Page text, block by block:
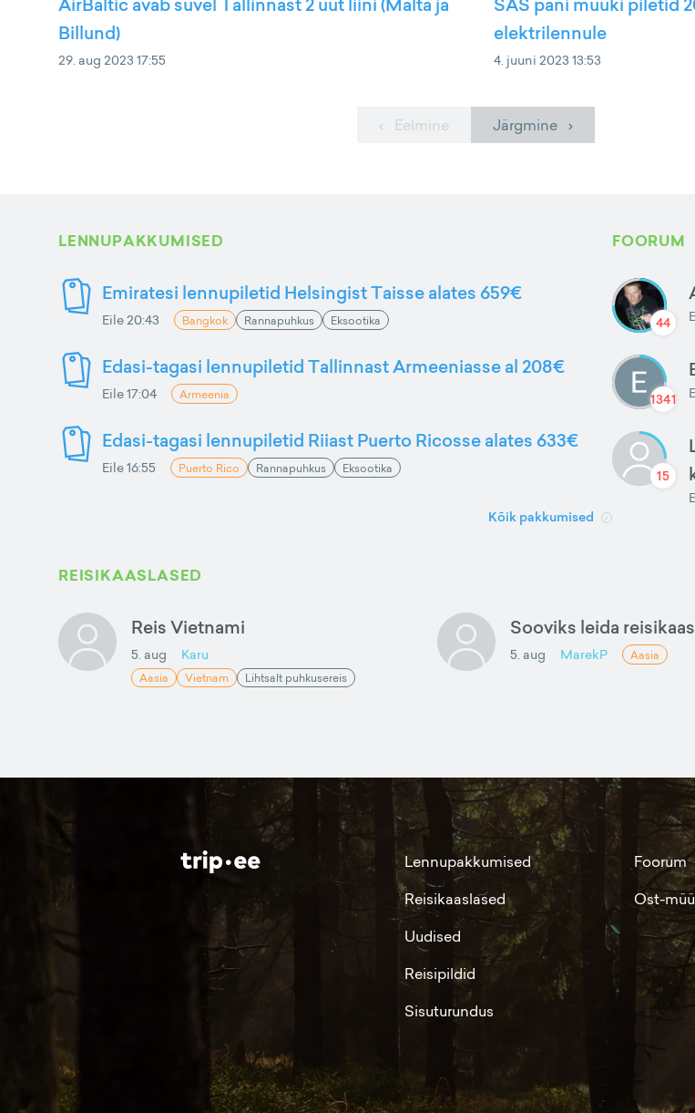
Billund)
29. aug 2023 17:55
elektrilennule
4. juuni 2023 13:53
‹ Eelmine Järgmine ›
LENNUPAKKUMISED
Emiratesi lennupiletid Helsingist Taisse alates 659€
Eile 20:43 Bangkok Rannapuhkus Eksootika
Edasi-tagasi lennupiletid Tallinnast Armeeniasse al 208€
Eile 17:04 Armeenia
Edasi-tagasi lennupiletid Riiast Puerto Ricosse alates 633€
Eile 16:55 Puerto Rico Rannapuhkus Eksootika
Kõik pakkumised
FOORUM
44
1341
15
REISIKAASLASED
Reis Vietnami
5. aug Karu
Aasia Vietnam Lihtsalt puhkusereis
Sooviks leida
5. aug MarekP Aasia
Lennupakkumised
Reisikaaslased
Uudised
Reisipildid
Sisuturundus
Foorum
Ost-